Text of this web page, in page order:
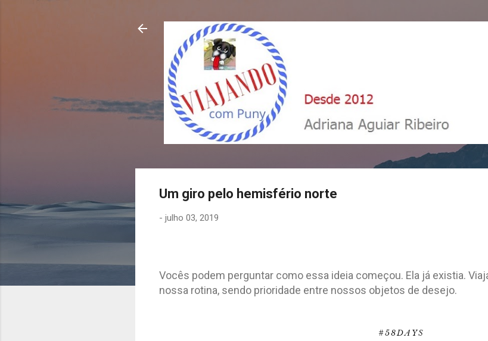
Um giro pelo hemisfério norte
- julho 03, 2019
Vocês podem perguntar como essa ideia começou. Ela já existia.
nossa rotina, sendo prioridade entre nossos objetos de desejo.